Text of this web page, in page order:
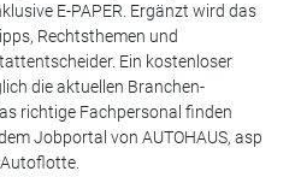
E-PAPER. Ergänzt wird das
Rechtsthemen und
Ein kostenloser
die aktuellen Branchen-
richtige Fachpersonal finden
Jobportal von AUTOHAUS, asp
Autoflotte.